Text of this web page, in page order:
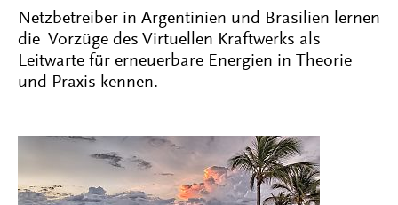
Netzbetreiber in Argentinien und Brasilien lernen
die Vorzüge des Virtuellen Kraftwerks als
Leitwarte für erneuerbare Energien in Theorie
und Praxis kennen.